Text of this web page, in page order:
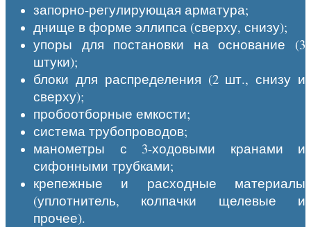
запорно-регулирующая арматура;
днище в форме эллипса (сверху, снизу);
упоры для постановки на основание (3
штуки);
блоки для распределения (2 шт., снизу и
сверху);
пробоотборные емкости;
система трубопроводов;
манометры с 3-ходовыми кранами и
сифонными трубками;
крепежные и расходные материалы
(уплотнитель, колпачки щелевые и
прочее).